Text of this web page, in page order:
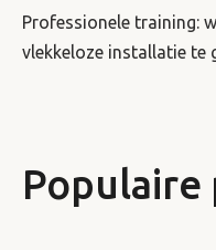
Professionele training:
vlekkeloze installatie te